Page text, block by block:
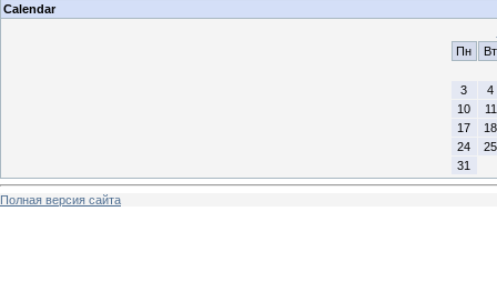
Calendar
Пн
Вт
3
4
10
11
17
18
24
25
31
Полная версия сайта